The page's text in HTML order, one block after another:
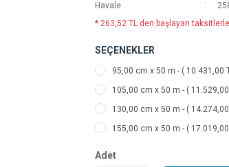
Havale
* 263,52 TL den başlayan
SEÇENEKLER
95,00 cm x 50 m - ( 10.431,00
105,00 cm x 50 m - ( 11.529,00
130,00 cm x 50 m - ( 14.274,00
155,00 cm x 50 m - ( 17.019,00
Adet